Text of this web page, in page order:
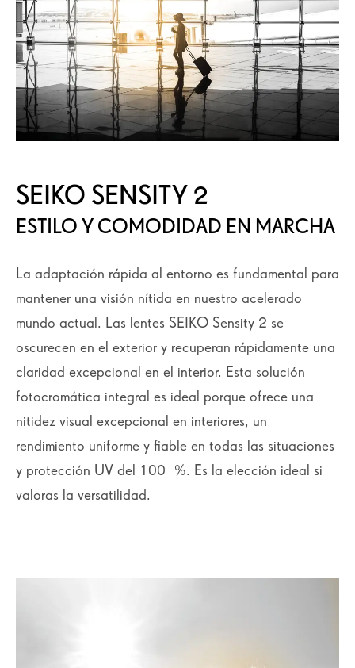
SEIKO SENSITY 2
ESTILO Y COMODIDAD EN MARCHA
La adaptación rápida al entorno es fundamental para
mantener una visión nítida en nuestro acelerado
mundo actual. Las lentes SEIKO Sensity 2 se
oscurecen en el exterior y recuperan rápidamente una
claridad excepcional en el interior. Esta solución
fotocromática integral es ideal porque ofrece una
nitidez visual excepcional en interiores, un
rendimiento uniforme y fiable en todas las situaciones
y protección UV del 100 %. Es la elección ideal si
valoras la versatilidad.